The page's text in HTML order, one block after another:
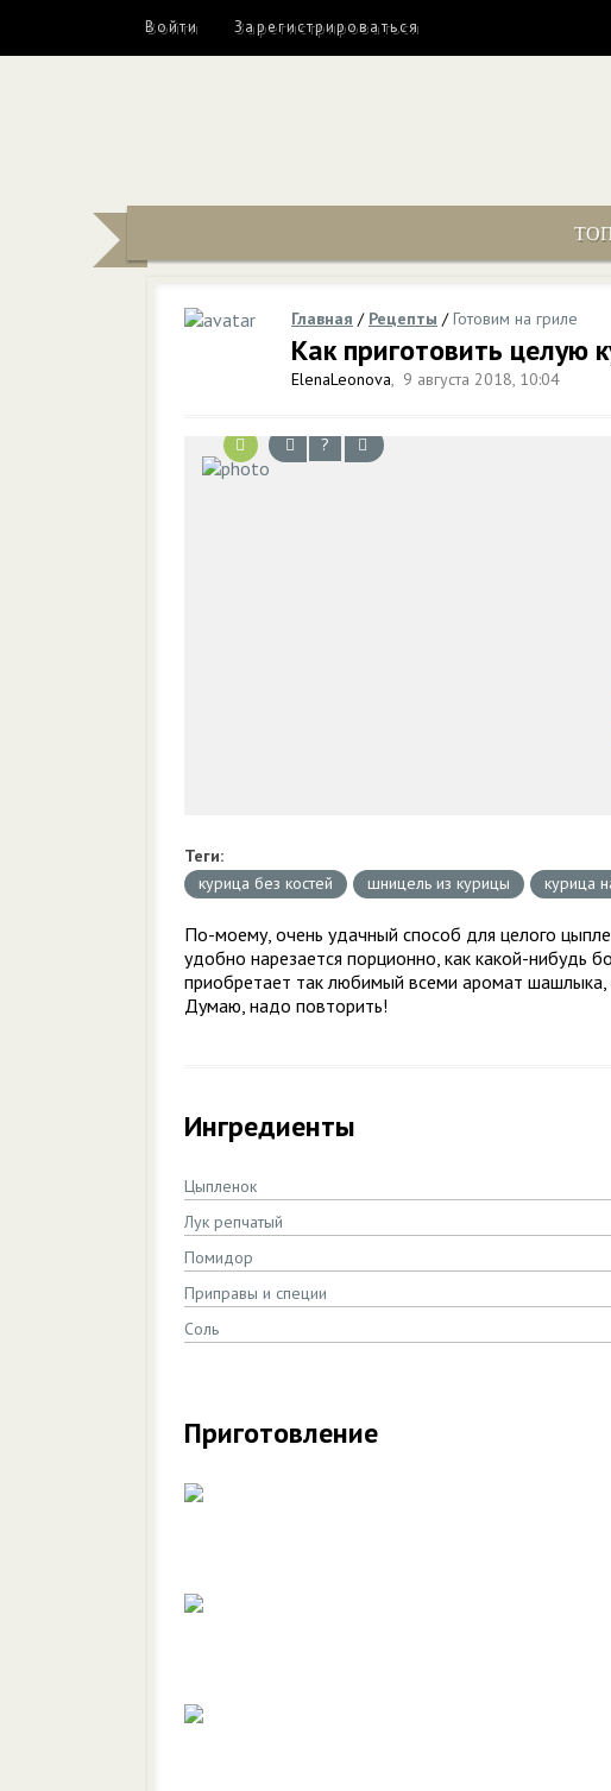
Войти Зарегистрироваться
Главная / Рецепты /Готовим на гриле
Как приготовить целую
ElenaLeonova, 9 августа 2018, 10:04
?
Теги:
курица без костей
шницель из курицы курица
По-моему, очень удачный способ для целого
удобно нарезается порционно, как какой-нибудь
приобретает так любимый всеми аромат шашлыка,
Думаю, надо повторить!
Ингредиенты
Цыпленок
Лук репчатый
Помидор
Приправы и специи
Соль
Приготовление